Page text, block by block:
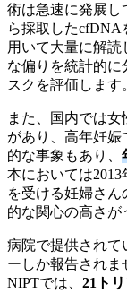
術は急速に発展し
ら採取したcfDNA
用いて大量に解
な偏りを統計的に
スクを評価します
また、国内では
があり、高年妊娠
的な事象もあり、
本においては
を受ける妊婦さ
的な関心の高さが
病院で提供されて
ーしか報告されま
NIPTでは、 21ト